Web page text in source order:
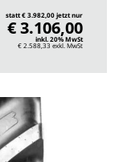
statt € 3.982,00 jetzt nur
€ 3.106,00
inkl. 20% MwSt
€ 2.588,33 exkl. MwSt